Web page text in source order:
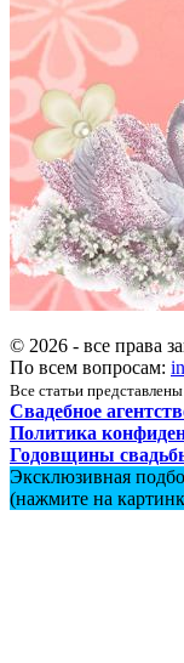
© 2026 - все права
По всем вопросам:
Все статьи
Свадебное
Политика
Годовщины
Эксклюзивная
(нажмите на